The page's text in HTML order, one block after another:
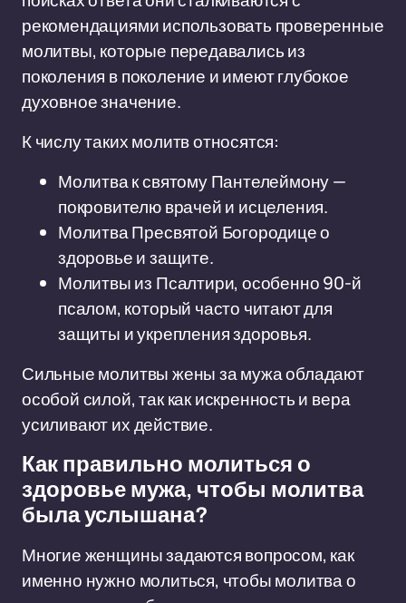
рекомендациями использовать проверенные
молитвы, которые передавались из
поколения в поколение и имеют глубокое
духовное значение.
К числу таких молитв относятся:
Молитва к святому Пантелеймону —
покровителю врачей и исцеления.
Молитва Пресвятой Богородице о
здоровье и защите.
Молитвы из Псалтири, особенно 90-й
псалом, который часто читают для
защиты и укрепления здоровья.
Сильные молитвы жены за мужа обладают
особой силой, так как искренность и вера
усиливают их действие.
Как правильно молиться о
здоровье мужа, чтобы молитва
была услышана?
Многие женщины задаются вопросом, как
именно нужно молиться, чтобы молитва о